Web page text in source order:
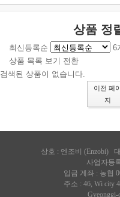
상품 정
최신등록순
6
상품 목록 보기 전환
검색된 상품이 없습니다.
이전 페
지
상호 : 엔조비 (Enzobi)대
사업자등
입금 계좌 : 농협
주소 : 46, Wi city
Gyeonggi-